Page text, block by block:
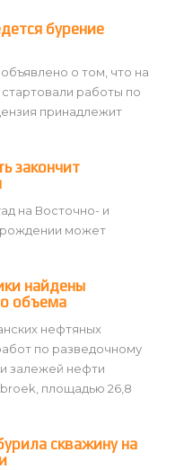
бурение
о том, что на
работы по
принадлежит
закончит
на Восточно- и
может
найдены
объема
нефтяных
по разведочному
залежей нефти
площадью 26,8
скважину на